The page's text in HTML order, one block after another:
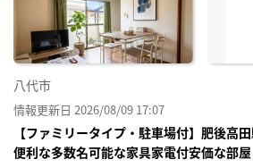
八代市
情報更新日 2026/08/09 17:07
【ファミリータイプ・駐車場付】肥後高
便利な多数名可能な家具家電付安価な部屋